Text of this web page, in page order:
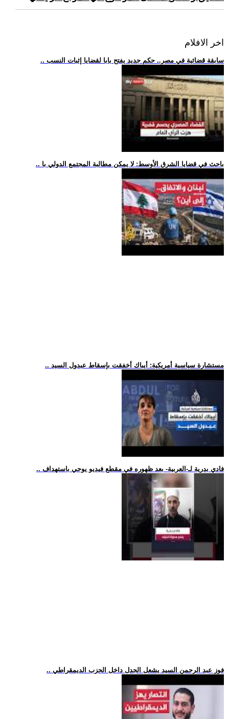
اخر الافلام
.. سابقة قضائية في مصر.. حكم جديد يفتح بابا لقضايا إثبات النسب
.. باحث في قضايا الشرق الأوسط: لا يمكن مطالبة المجتمع الدولي با
.. مستشارة سياسية أمريكية: أيباك أخفقت بإسقاط عبدول السيد
.. فادي بدرية لـ-العربية- بعد ظهوره في مقطع فيديو يوحي باستهداف
.. فوز عبد الرحمن السيد يشعل الجدل داخل الحزب الديمقراطي